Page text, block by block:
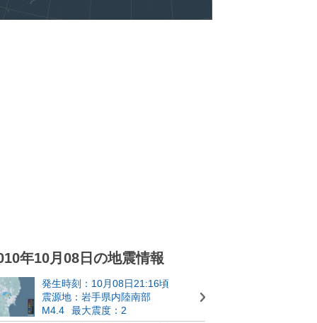
年10月08日の地震情報
発生時刻：10月08日21:16頃
震源地：岩手県内陸南部
M4.4
最大震度：2